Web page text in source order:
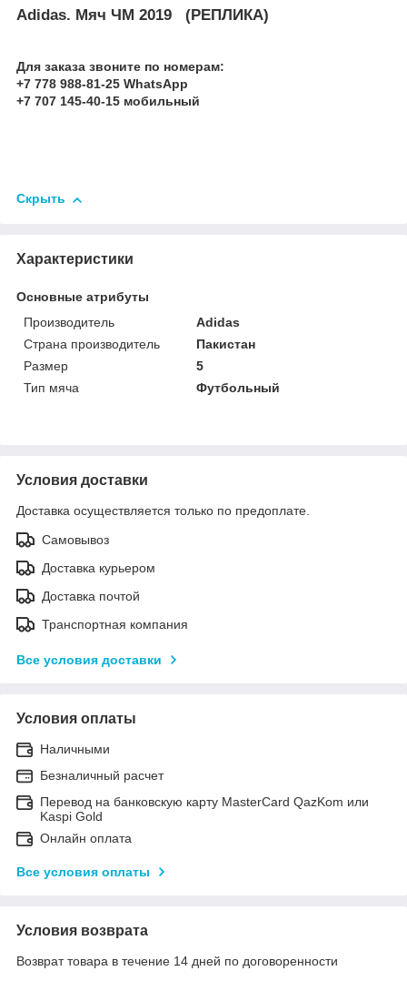
Adidas. Мяч ЧМ 2019 (РЕПЛИКА)
Для заказа звоните по номерам:
+7 778 988-81-25 WhatsApp
+7 707 145-40-15 мобильный
Скрыть
Характеристики
Основные атрибуты
Производитель
Adidas
Страна производитель
Пакистан
Размер
5
Тип мяча
Футбольный
Условия доставки
Доставка осуществляется только по предоплате.
Самовывоз
Доставка курьером
Доставка почтой
Транспортная компания
Все условия доставки
Условия оплаты
Наличными
Безналичный расчет
Перевод на банковскую карту MasterCard QazKom или
Kaspi Gold
Онлайн оплата
Все условия оплаты
Условия возврата
Возврат товара в течение 14 дней по договоренности